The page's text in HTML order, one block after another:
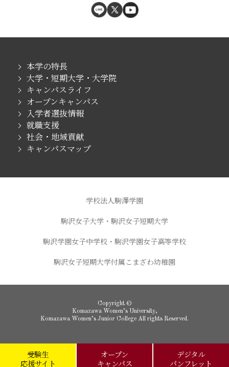
本学の特長
大学・短期大学・大学院
キャンパスライフ
オープンキャンパス
入学者選抜情報
就職支援
社会・地域貢献
キャンパスマップ
学校法人駒澤学園
駒沢女子大学・駒沢女子短期大学
駒沢学園女子中学校・駒沢学園女子高等学校
駒沢女子短期大学付属こまざわ幼稚園
Copyright ©
Komazawa Women’s University,
Komazawa Women’s Junior College All rights Reserved.
受験生
応援サイト
オープン
キャンパス
デジタル
パンフレット